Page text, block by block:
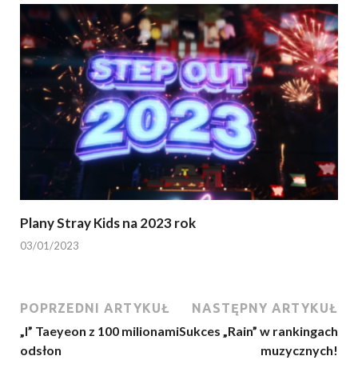
Plany Stray Kids na 2023 rok
03/01/2023
POPRZEDNI ARTYKUŁ
„I” Taeyeon z 100 milionami
odsłon
NASTĘPNY ARTYKUŁ
Sukces „Rain” w rankingach
muzycznych!